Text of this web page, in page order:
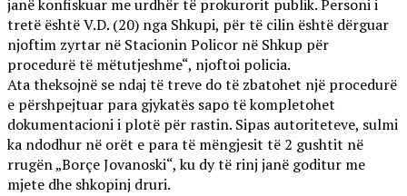
janë konfiskuar me urdhër të prokurorit publik. Personi i
tretë është V.D. (20) nga Shkupi, për të cilin është dërguar
njoftim zyrtar në Stacionin Policor në Shkup për
procedurë të mëtutjeshme“, njoftoi policia.
Ata theksojnë se ndaj të treve do të zbatohet një procedurë
e përshpejtuar para gjykatës sapo të kompletohet
dokumentacioni i plotë për rastin. Sipas autoriteteve, sulmi
ka ndodhur në orët e para të mëngjesit të 2 gushtit në
rrugën „Borçe Jovanoski“, ku dy të rinj janë goditur me
mjete dhe shkopinj druri.